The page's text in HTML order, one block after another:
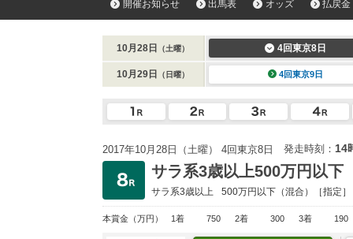
開催お知らせ 出馬表 オッズ 払戻金
10月28日 （土曜） 4回東京8日
10月29日 （日曜） 4回東京9日
2017年10月28日（土曜） 4回東京8日 発走時刻： 14
サラ系3歳以上500万円以下
サラ系3歳以上 500万円以下 （混合）［指定］
本賞金 （万円） 1着 750 2着 300 3着 190